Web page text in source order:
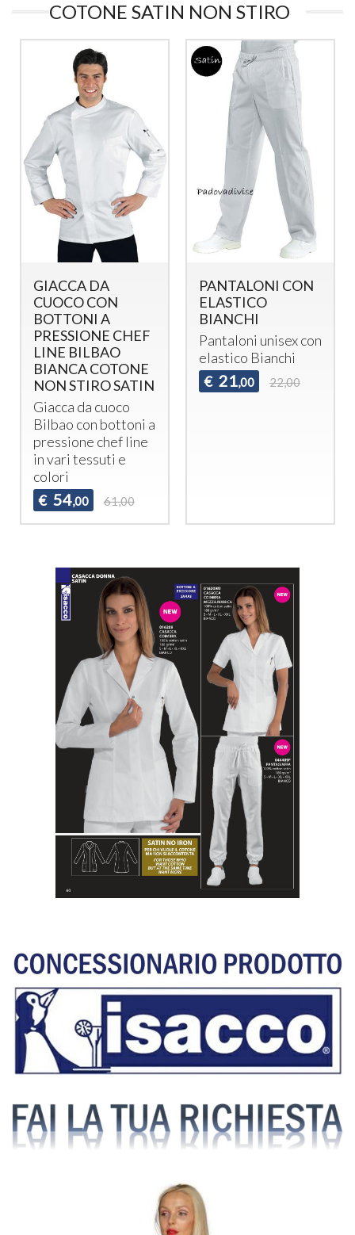
COTONE SATIN NON STIRO
GIACCA CUOCA
LADY SATIN
BIANCA IN
COTONE SATIN
NON STIRO
Giacca da Cuoca
Bianca Chef in
100% Cotone
sATIN effetto raso
non stiro
€ 50,00 54,00
GIACCA DA
CUOCO CON
BOTTONI A
PRESSIONE CHEF
LINE BILBAO
BIANCA COTONE
NON STIRO SATIN